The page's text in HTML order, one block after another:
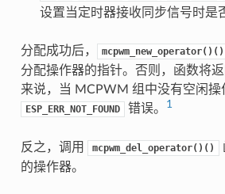
设置当定时器接收同步信号时是
分配成功后， mcpwm_new_operator()()
分配操作器的指针。否则，函数将
来说，当 MCPWM 组中没有空闲操
ESP_ERR_NOT_FOUND 错误。 1
反之，调用 mcpwm_del_operator()()
的操作器。